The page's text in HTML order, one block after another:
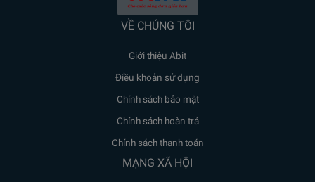
VỀ CHÚNG TÔI
Giới thiệu Abit
Điều khoản sử dụng
Chính sách bảo mật
Chính sách hoàn trả
Chính sách thanh toán
MẠNG XÃ HỘI